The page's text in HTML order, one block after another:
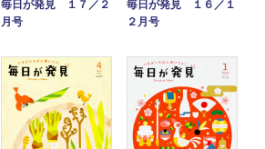
毎日が発見 １７／２
月号
毎日が発見 １６／１
２月号